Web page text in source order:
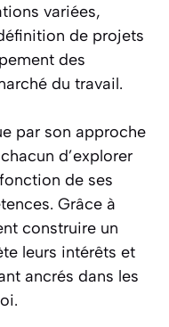
variées,
de projets
des
du travail.
par son approche
d’explorer
de ses
Grâce à
construire un
leurs intérêts et
ancrés dans les